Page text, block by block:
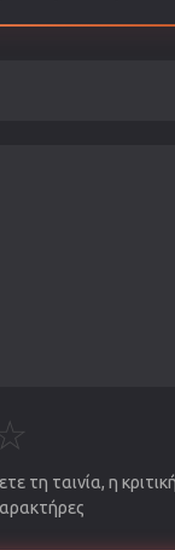
τη ταινία, η